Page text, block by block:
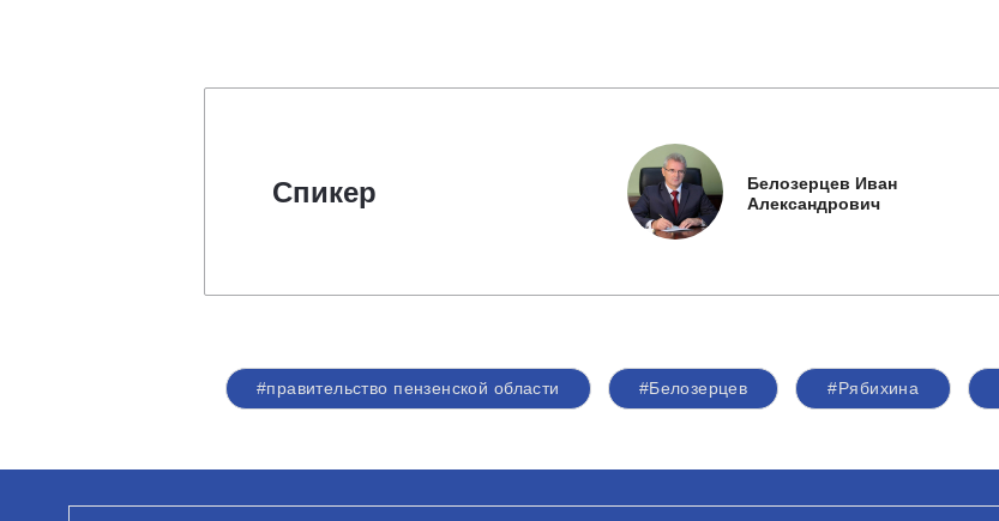
Спикер
Белозерцев Иван
Александрович
#правительство пензенской области #Белозерцев #Рябихина